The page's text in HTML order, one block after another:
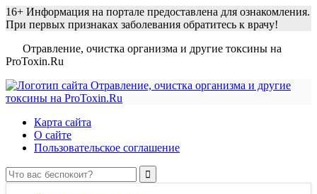
16+ Информация на портале предоставлена для ознакомления.
При первых признаках заболевания обратитесь к врачу!
Отравление, очистка организма и другие токсины на
ProToxin.Ru
Карта сайта
О сайте
Пользовательское соглашение